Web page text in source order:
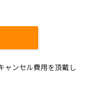
ャンセル費用を頂戴し